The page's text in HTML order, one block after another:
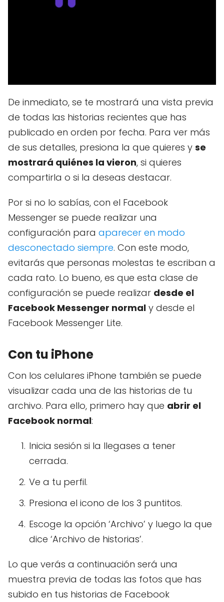
De inmediato, se te mostrará una vista previa
de todas las historias recientes que has
publicado en orden por fecha. Para ver más
de sus detalles, presiona la que quieres y se
mostrará quiénes la vieron, si quieres
compartirla o si la deseas destacar.
Por si no lo sabías, con el Facebook
Messenger se puede realizar una
configuración para aparecer en modo
desconectado siempre. Con este modo,
evitarás que personas molestas te escriban a
cada rato. Lo bueno, es que esta clase de
configuración se puede realizar desde el
Facebook Messenger normal y desde el
Facebook Messenger Lite.
Con tu iPhone
Con los celulares iPhone también se puede
visualizar cada una de las historias de tu
archivo. Para ello, primero hay que abrir el
Facebook normal:
Inicia sesión si la llegases a tener
cerrada.
Ve a tu perfil.
Presiona el icono de los 3 puntitos.
Escoge la opción ‘Archivo’ y luego la que
dice ‘Archivo de historias’.
Lo que verás a continuación será una
muestra previa de todas las fotos que has
subido en tus historias de Facebook